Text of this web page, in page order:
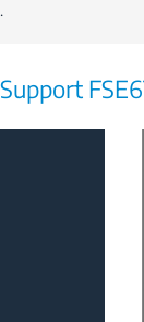
Support